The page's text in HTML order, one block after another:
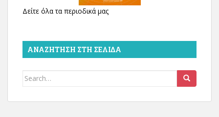
Δείτε όλα τα περιοδικά μας
ΑΝΑΖΉΤΗΣΗ ΣΤΗ ΣΕΛΊΔΑ
Search